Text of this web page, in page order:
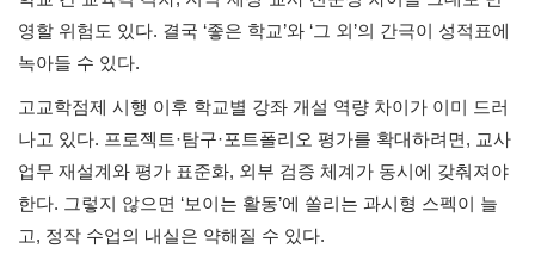
영할 위험도 있다. 결국 ‘좋은 학교’와 ‘그 외’의 간극이 성적표에
녹아들 수 있다.
고교학점제 시행 이후 학교별 강좌 개설 역량 차이가 이미 드러
나고 있다. 프로젝트·탐구·포트폴리오 평가를 확대하려면, 교사
업무 재설계와 평가 표준화, 외부 검증 체계가 동시에 갖춰져야
한다. 그렇지 않으면 ‘보이는 활동’에 쏠리는 과시형 스펙이 늘
고, 정작 수업의 내실은 약해질 수 있다.